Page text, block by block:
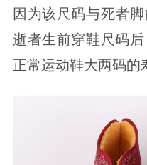
因为该尺码与死者
逝者生前穿鞋尺码
正常运动鞋大两码的